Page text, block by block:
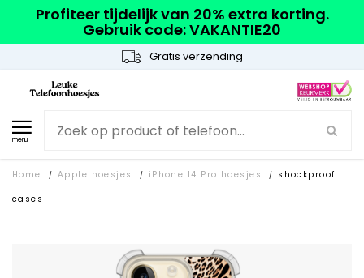
Profiteer tijdelijk van 20% extra korting.
Gebruik code: VAKANTIE20
Gratis verzending
menu
Home / Apple hoesjes / iPhone 14 Pro hoesjes /
shockproof
cases